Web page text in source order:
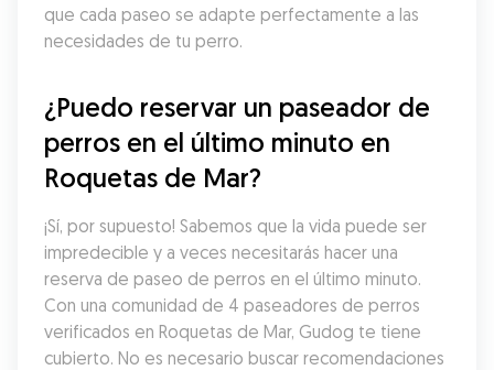
que cada paseo se adapte perfectamente a las
necesidades de tu perro.
¿Puedo reservar un paseador de
perros en el último minuto en
Roquetas de Mar?
¡Sí, por supuesto! Sabemos que la vida puede ser
impredecible y a veces necesitarás hacer una
reserva de paseo de perros en el último minuto.
Con una comunidad de 4 paseadores de perros
verificados en Roquetas de Mar, Gudog te tiene
cubierto. No es necesario buscar recomendaciones